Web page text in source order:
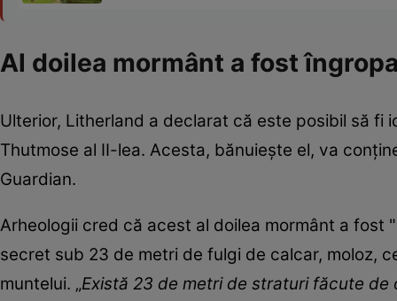
Al doilea mormânt a fost
Ulterior, Litherland a declarat că este posibil să
Thutmose al II-lea. Acesta, bănuiește el, va
Guardian.
Arheologii cred că acest al doilea mormânt a
secret sub 23 de metri de fulgi de calcar, moloz,
muntelui. „Există 23 de metri de straturi făcute